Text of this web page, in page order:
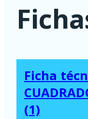
Potable
-
GRATIS
cantidad
Ficha
(1)